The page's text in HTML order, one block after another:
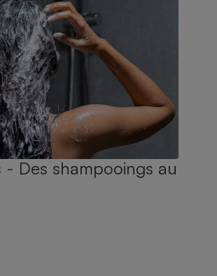
- Des shampooings au